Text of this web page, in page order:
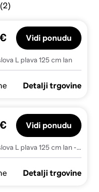
L plava 125 cm lan
Vidi ponudu
Detalji trgovine
Sofa 2-sjed s ležaljkom u obliku slova L plava 125 cm lan - Plava
Vidi ponudu
Detalji trgovine